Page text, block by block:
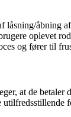
åbning
oplevet
og fører til
at de